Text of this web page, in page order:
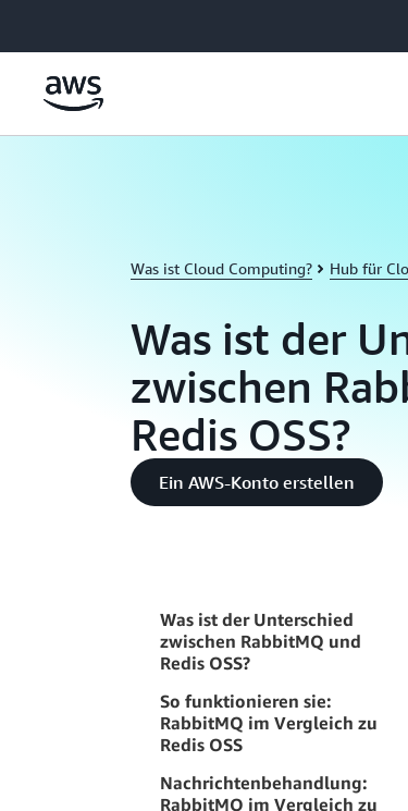
Was ist Cloud Computing? Hub für
Was ist der
zwischen
Redis OSS?
Ein AWS-Konto erstellen
Was ist der Unterschied
zwischen RabbitMQ und
Redis OSS?
So funktionieren sie:
RabbitMQ im Vergleich zu
Redis OSS
Nachrichtenbehandlung:
RabbitMQ im Vergleich zu